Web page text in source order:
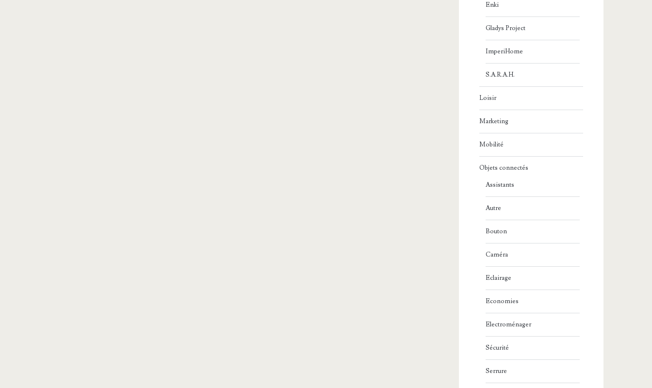
Enki
Gladys Project
ImperiHome
S.A.R.A.H.
Loisir
Marketing
Mobilité
Objets connectés
Assistants
Autre
Bouton
Caméra
Eclairage
Economies
Electroménager
Sécurité
Serrure